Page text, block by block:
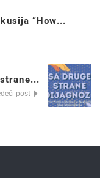
“How...
post